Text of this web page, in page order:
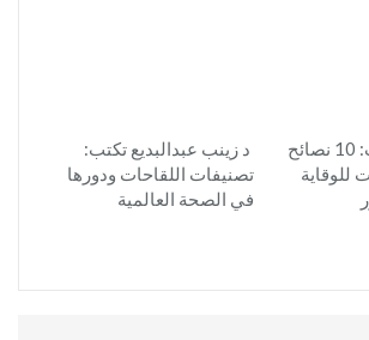
د. نيفين ربيع تكتب: 10 نصائح
للوقاية
د زينب عبدالبديع تكتب:
تصنيفات اللقاحات ودورها
في الصحة العالمية